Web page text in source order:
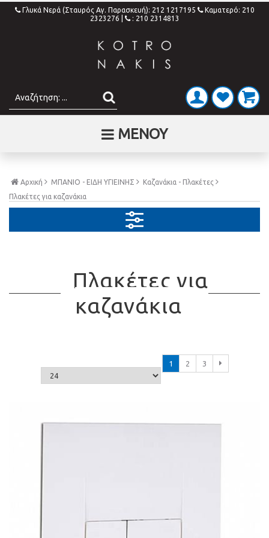
Γλυκά Νερά (Σταυρός Αγ. Παρασκευή): 212 1217195
Καματερό: 210
2323276
: 210 2314813
ΜΕΝΟΥ
Αρχική ΜΠΑΝΙΟ - ΕΙΔΗ ΥΓΙΕΙΝΗΣ
Καζανάκια - Πλακέτες
Πλακέτες για καζανάκια
Πλακέτες για
καζανάκια
1 2 3